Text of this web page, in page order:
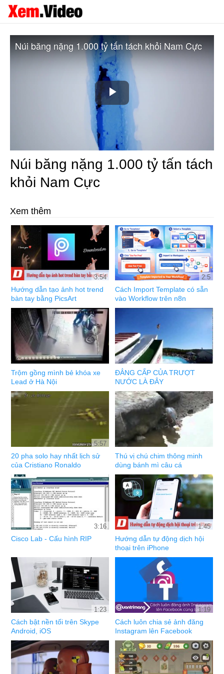
Play
Video
Núi băng nặng 1.000 tỷ tấn tách khỏi Nam Cực
Núi băng nặng 1.000 tỷ tấn tách
khỏi Nam Cực
Xem thêm
3:54
Hướng dẫn tạo ảnh hot trend
bàn tay bằng PicsArt
2:5
Cách Import Template có sẵn
vào Workflow trên n8n
Trộm gồng mình bẻ khóa xe
Lead ở Hà Nội
ĐẲNG CẤP CỦA TRƯỢT
NƯỚC LÀ ĐÂY
5:57
20 pha solo hay nhất lịch sử
của Cristiano Ronaldo
Thú vị chú chim thông minh
dùng bánh mì câu cá
3:16
Cisco Lab - Cấu hình RIP
1:45
Hướng dẫn tự động dịch hội
thoại trên iPhone
1:23
Cách bật nền tối trên Skype
Android, iOS
1:19
Cách luôn chia sẻ ảnh đăng
Instagram lên Facebook